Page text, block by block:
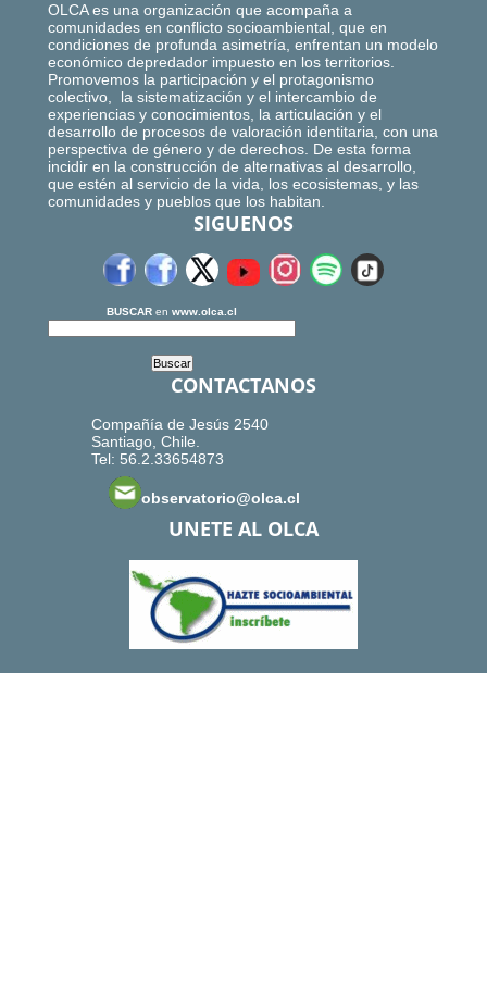
OLCA es una organización que acompaña a
comunidades en conflicto socioambiental, que en
condiciones de profunda asimetría, enfrentan un modelo
económico depredador impuesto en los territorios.
Promovemos la participación y el protagonismo
colectivo, la sistematización y el intercambio de
experiencias y conocimientos, la articulación y el
desarrollo de procesos de valoración identitaria, con una
perspectiva de género y de derechos. De esta forma
incidir en la construcción de alternativas al desarrollo,
que estén al servicio de la vida, los ecosistemas, y las
comunidades y pueblos que los habitan.
SIGUENOS
BUSCAR en www.olca.cl
CONTACTANOS
Compañía de Jesús 2540
Santiago, Chile.
Tel: 56.2.33654873
observatorio@olca.cl
UNETE AL OLCA